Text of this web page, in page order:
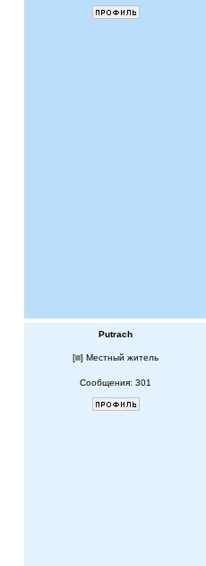
Putrach
[ ] Местный житель
Сообщения: 301